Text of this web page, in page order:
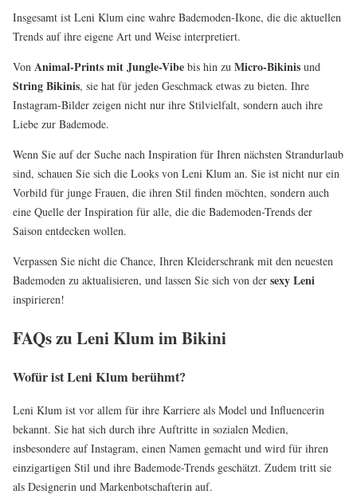
Insgesamt ist Leni Klum eine wahre Bademoden-Ikone, die die aktuellen
Trends auf ihre eigene Art und Weise interpretiert.
Von Animal-Prints mit Jungle-Vibe bis hin zu Micro-Bikinis und
String Bikinis, sie hat für jeden Geschmack etwas zu bieten. Ihre
Instagram-Bilder zeigen nicht nur ihre Stilvielfalt, sondern auch ihre
Liebe zur Bademode.
Wenn Sie auf der Suche nach Inspiration für Ihren nächsten Strandurlaub
sind, schauen Sie sich die Looks von Leni Klum an. Sie ist nicht nur ein
Vorbild für junge Frauen, die ihren Stil finden möchten, sondern auch
eine Quelle der Inspiration für alle, die die Bademoden-Trends der
Saison entdecken wollen.
Verpassen Sie nicht die Chance, Ihren Kleiderschrank mit den neuesten
Bademoden zu aktualisieren, und lassen Sie sich von der sexy Leni
inspirieren!
FAQs zu Leni Klum im Bikini
Wofür ist Leni Klum berühmt?
Leni Klum ist vor allem für ihre Karriere als Model und Influencerin
bekannt. Sie hat sich durch ihre Auftritte in sozialen Medien,
insbesondere auf Instagram, einen Namen gemacht und wird für ihren
einzigartigen Stil und ihre Bademode-Trends geschätzt. Zudem tritt sie
als Designerin und Markenbotschafterin auf.